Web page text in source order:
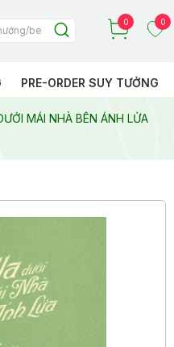
0 0
PRE-ORDER SUY TƯỞNG
MÁI NHÀ BÊN ÁNH LỬA